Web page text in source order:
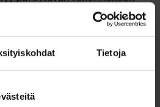
Tietoja
myös testaus vie aikaa:
vierailemassamme
betonipalkeista piti ensin
jos ne eivät olleet sopivan
ne piti vielä